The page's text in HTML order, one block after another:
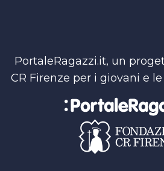
PortaleRagazzi.it, un
CR Firenze per i giovani e